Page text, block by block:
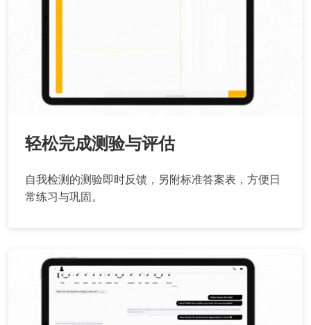
轻松完成测验与评估
自我检测的测验即时反馈，另附标准答案表，方便日
常练习与巩固。